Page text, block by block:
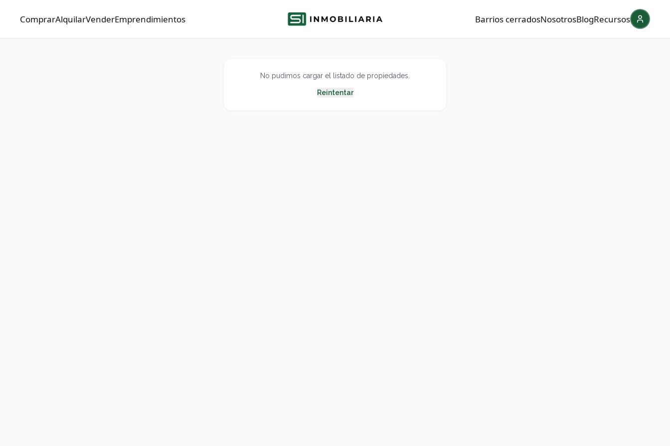
ComprarAlquilarVenderEmprendimientos Barrios cerradosNosotrosBlogRecursos
No pudimos cargar el listado de propiedades.
Reintentar